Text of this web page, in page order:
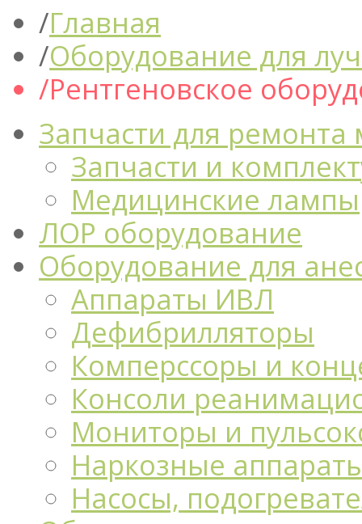
Главная
Оборудование для
Рентгеновское
Запчасти для
Запчасти и
Медицинские лампы
ЛОР оборудование
Оборудование для
Аппараты ИВЛ
Дефибрилляторы
Комперссоры и
Консоли
Мониторы и
Наркозные
Насосы,